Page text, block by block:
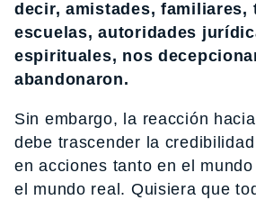
decir, amistades, familiares,
escuelas, autoridades
espirituales, nos
abandonaron.
Sin embargo, la reacción
debe trascender la
en acciones tanto en el
el mundo real. Quisiera que